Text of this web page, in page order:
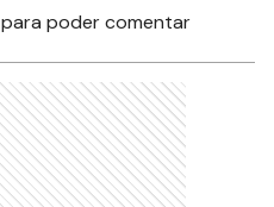
para poder comentar